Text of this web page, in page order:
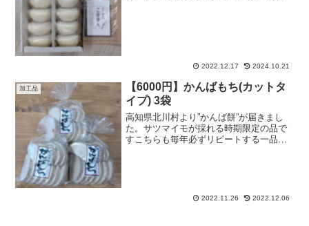
2022.12.17 2024.10.21
加工品
【6000円】かんばもち(カットタ
イプ) 3袋
高知県北川村より”かんば餅”が届きまし
た。サツマイモが採れる時期限定の品で
すこちらも毎年必ずリピートする一品で
2022.11.26 2022.12.06